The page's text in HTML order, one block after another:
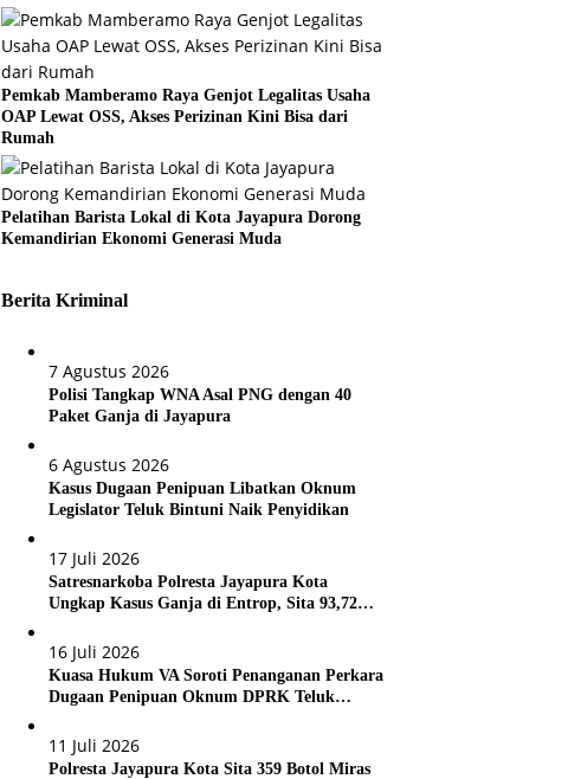
Pemkab Mamberamo Raya Genjot Legalitas Usaha
OAP Lewat OSS, Akses Perizinan Kini Bisa dari
Rumah
Pelatihan Barista Lokal di Kota Jayapura Dorong
Kemandirian Ekonomi Generasi Muda
Berita Kriminal
7 Agustus 2026
Polisi Tangkap WNA Asal PNG dengan 40
Paket Ganja di Jayapura
6 Agustus 2026
Kasus Dugaan Penipuan Libatkan Oknum
Legislator Teluk Bintuni Naik Penyidikan
17 Juli 2026
Satresnarkoba Polresta Jayapura Kota
Ungkap Kasus Ganja di Entrop, Sita 93,72
16 Juli 2026
Kuasa Hukum VA Soroti Penanganan Perkara
Dugaan Penipuan Oknum DPRK Teluk
11 Juli 2026
Polresta Jayapura Kota Sita 359 Botol Miras